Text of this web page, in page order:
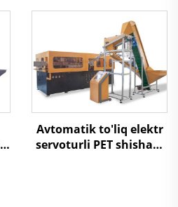
Avtomatik to'liq elektr
servoturli PET shishani